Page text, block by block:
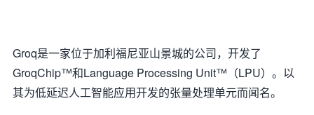
Groq是一家位于加利福尼亚山景城的公司，开发了
GroqChip™和Language Processing Unit™（LPU）。以
其为低延迟人工智能应用开发的张量处理单元而闻名。